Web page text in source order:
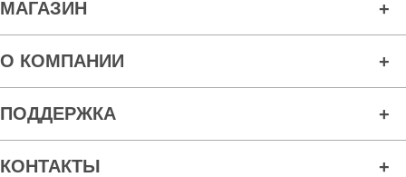
МАГАЗИН
О КОМПАНИИ
ПОДДЕРЖКА
КОНТАКТЫ